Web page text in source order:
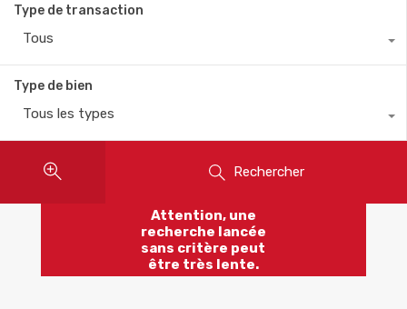
Type de transaction
Tous
Type de bien
Tous les types
Rechercher
Attention, une
recherche lancée
sans critère peut
être très lente.